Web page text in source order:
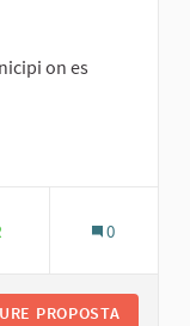
on es
l'àmbit: Biniali
0
PROPOSTA